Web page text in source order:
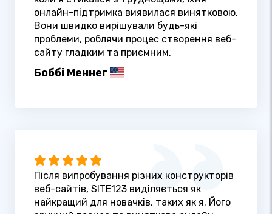
онлайн-підтримка виявилася винятковою.
Вони швидко вирішували будь-які
проблеми, роблячи процес створення веб-
сайту гладким та приємним.
Боббі Меннег
Після випробування різних конструкторів
веб-сайтів, SITE123 виділяється як
найкращий для новачків, таких як я. Його